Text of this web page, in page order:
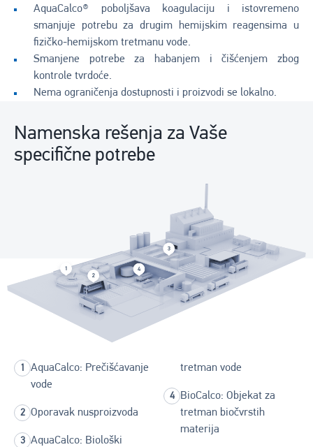
AquaCalco® poboljšava koagulaciju i istovremeno
smanjuje potrebu za drugim hemijskim reagensima u
fizičko-hemijskom tretmanu vode.
Smanjene potrebe za habanjem i čišćenjem zbog
kontrole tvrdoće.
Nema ograničenja dostupnosti i proizvodi se lokalno.
Namenska rešenja za Vaše
specifične potrebe
AquaCalco: Prečišćavanje
vode
Oporavak nusproizvoda
AquaCalco: Biološki
tretman vode
BioCalco: Objekat za
tretman biočvrstih
materija